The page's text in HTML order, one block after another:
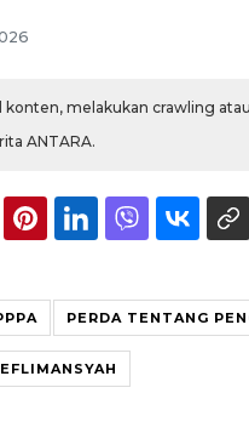
melakukan crawling
ANTARA.
PERDA TENTANG